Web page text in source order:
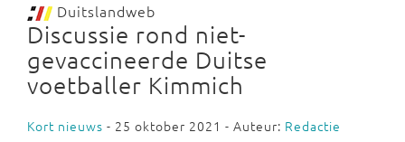
Duitslandweb
Discussie rond niet-
gevaccineerde Duitse
voetballer Kimmich
Kort nieuws - 25 oktober 2021 - Auteur: Redactie